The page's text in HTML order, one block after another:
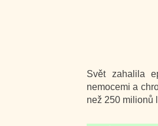
Svět zahalila
nemocemi a
než 250 milionů